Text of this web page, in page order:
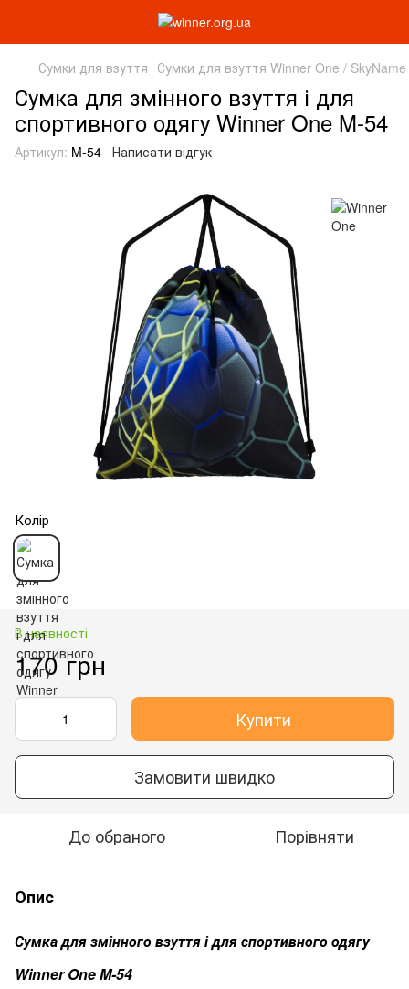
Сумки для взуття Сумки для взуття Winner One / SkyName
Сумка для змінного взуття і для
спортивного одягу Winner One M-54
Артикул: M-54 Написати відгук
Колір
В наявності
170 грн
Купити
Замовити швидко
До обраного Порівняти
Опис
Сумка для змінного взуття і для спортивного одягу
Winner One M-54